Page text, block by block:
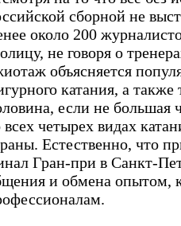
сборной не
около 200
не говоря о
объясняется
катания, а
если не большая
всех четырех видах
Естественно, что
Гран-при в Санкт-
и обмена опытом,